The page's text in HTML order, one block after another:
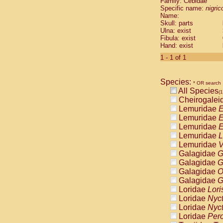
Cebidae
Cebidae
Cebidae
Cebidae
Cebidae
Cebidae
Cebidae
Cebidae
Cebidae
Cebidae
Cebidae
Cebidae
Atelidae
Atelidae
Atelidae
Atelidae
Atelidae
Atelidae
Atelidae
Atelidae
Atelidae
Atelidae
Pitheciidae
Specific name:
Name:
Skull: parts
Ulna: exist
Fibula: exist
Hand: exist
1 - 1 of 1
Species: * OR search
All Species
Lemuridae
Lemuridae
Lemuridae
Lemuridae
Lemuridae
Galagidae
Galagidae
Galagidae
Galagidae
Loridae
Loridae
Loridae
Loridae